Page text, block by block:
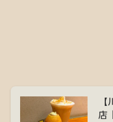
店